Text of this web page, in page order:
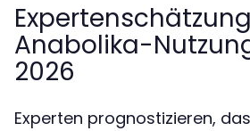
Anabolika-
2026
Experten prognostizieren,